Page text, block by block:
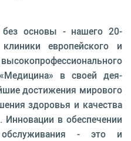
основы - нашего 20-
европейско­го и
в своей дея­
достижения миро­вого
здоровья и качества
в обеспечении
обслуживания - это и